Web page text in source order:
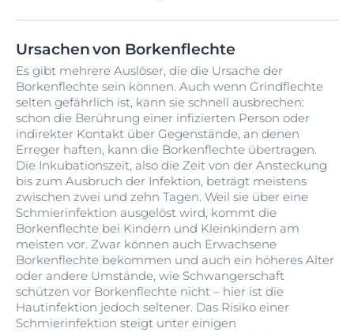
Ursachen von Borkenflechte
Es gibt mehrere Auslöser, die die Ursache der
Borkenflechte sein können. Auch wenn Grindflechte
selten gefährlich ist, kann sie schnell ausbrechen:
schon die Berührung einer infizierten Person oder
indirekter Kontakt über Gegenstände, an denen
Erreger haften, kann die Borkenflechte übertragen.
Die Inkubationszeit, also die Zeit von der Ansteckung
bis zum Ausbruch der Infektion, beträgt meistens
zwischen zwei und zehn Tagen. Weil sie über eine
Schmierinfektion ausgelöst wird, kommt die
Borkenflechte bei Kindern und Kleinkindern am
meisten vor. Zwar können auch Erwachsene
Borkenflechte bekommen und auch ein höheres Alter
oder andere Umstände, wie Schwangerschaft
schützen vor Borkenflechte nicht – hier ist die
Hautinfektion jedoch seltener. Das Risiko einer
Schmierinfektion steigt unter einigen